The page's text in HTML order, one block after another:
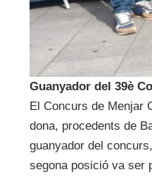
Guanyador del 39è
El Concurs de Menjar
dona, procedents de
guanyador del
segona posició va ser